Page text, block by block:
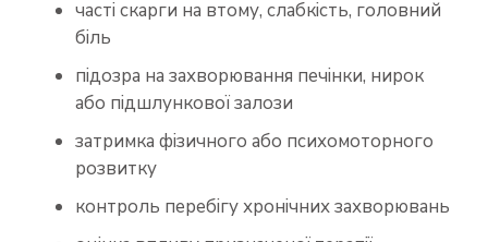
часті скарги на втому, слабкість, головний
біль
підозра на захворювання печінки, нирок
або підшлункової залози
затримка фізичного або психомоторного
розвитку
контроль перебігу хронічних захворювань